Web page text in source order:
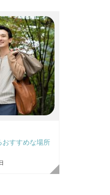
おすすめな場所